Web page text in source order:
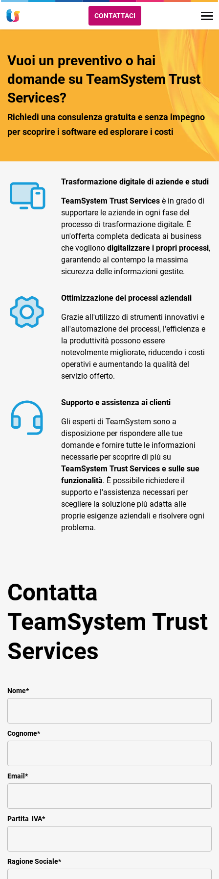
CRM
Ecommerce
Email Marketing
Financial Solutions
Trust Services
TeamSystem Corporate
TeamSystem Store
CONTATTACI
Vuoi un preventivo o hai
domande su TeamSystem Trust
Services?
Richiedi una consulenza gratuita e senza impegno
per scoprire i software ed esplorare i costi
Trasformazione digitale di aziende e studi
TeamSystem Trust Services è in grado di
supportare le aziende in ogni fase del
processo di trasformazione digitale. È
un'offerta completa dedicata ai business
che vogliono digitalizzare i propri processi,
garantendo al contempo la massima
sicurezza delle informazioni gestite.
Ottimizzazione dei processi aziendali
Grazie all'utilizzo di strumenti innovativi e
all'automazione dei processi, l'efficienza e
la produttività possono essere
notevolmente migliorate, riducendo i costi
operativi e aumentando la qualità del
servizio offerto.
Supporto e assistenza ai clienti
Gli esperti di TeamSystem sono a
disposizione per rispondere alle tue
domande e fornire tutte le informazioni
necessarie per scoprire di più su
TeamSystem Trust Services e sulle sue
funzionalità. È possibile richiedere il
supporto e l'assistenza necessari per
scegliere la soluzione più adatta alle
proprie esigenze aziendali e risolvere ogni
problema.
Contatta
TeamSystem Trust
Services
Nome*
Cognome*
Email *
Partita IVA*
Ragione Sociale*